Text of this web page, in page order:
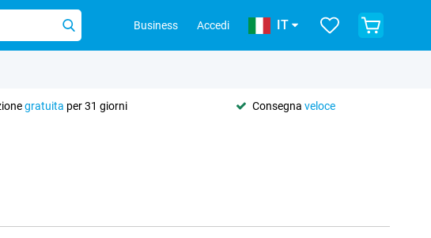
Business Accedi IT
gratuita per 31 giorni Consegnaveloce